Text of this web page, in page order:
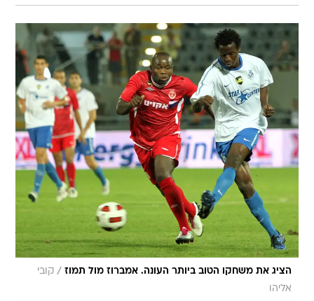
הציג את משחקו הטוב ביותר העונה. אמברוז מול תמוז / קובי
אליהו